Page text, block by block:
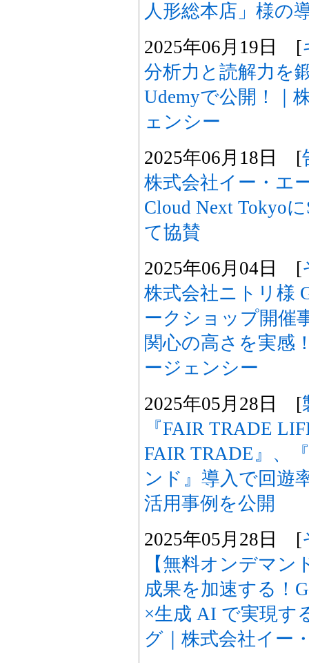
人形総本店」様の
2025年06月19日 [
分析力と読解力を
Udemyで公開！｜
ェンシー
2025年06月18日 [
株式会社イー・エ
Cloud Next Tokyo
て協賛
2025年06月04日 [
株式会社ニトリ様
ークショップ開催
関心の高さを実感
ージェンシー
2025年05月28日 [
『FAIR TRADE
FAIR TRADE』、
ンド』導入で回遊
活用事例を公開
2025年05月28日 [
【無料オンデマ
成果を加速する！
×生成 AI で実現す
グ｜株式会社イー